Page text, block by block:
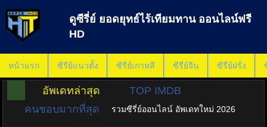
ดูซีรี่ย์ ยอดยุทธ์ไร้เทียมทาน ออนไลน์ฟรี
HD
หน้าแรก ซีรีย์แนวตั้ง ซีรี่ย์เกาหลี ซีรี่ย์จีน ซีรี่ย์ฝรั่ง
อัพเดทล่าสุด
TOP IMDB
คนชอบมากที่สุด
รวมซีรี่ย์ออนไลน์ อัพเดทใหม่ 2026